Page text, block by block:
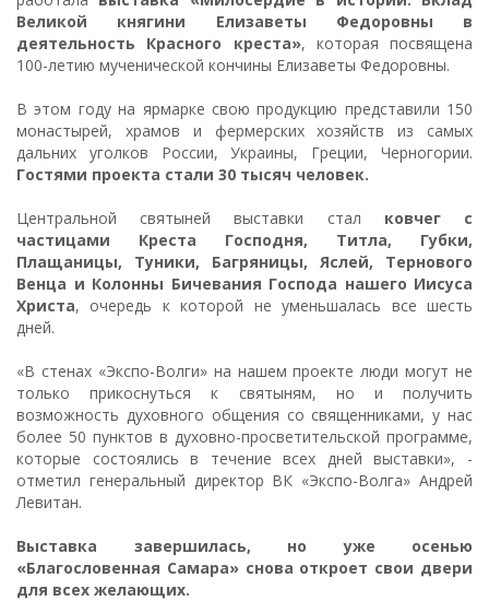
Великой княгини Елизаветы Федоровны в
деятельность Красного креста», которая посвящена
100-летию мученической кончины Елизаветы Федоровны.
В этом году на ярмарке свою продукцию представили 150
монастырей, храмов и фермерских хозяйств из самых
дальних уголков России, Украины, Греции, Черногории.
Гостями проекта стали 30 тысяч человек.
Центральной святыней выставки стал ковчег с
частицами Креста Господня, Титла, Губки,
Плащаницы, Туники, Багряницы, Яслей, Тернового
Венца и Колонны Бичевания Господа нашего Иисуса
Христа, очередь к которой не уменьшалась все шесть
дней.
«В стенах «Экспо-Волги» на нашем проекте люди могут не
только прикоснуться к святыням, но и получить
возможность духовного общения со священниками, у нас
более 50 пунктов в духовно-просветительской программе,
которые состоялись в течение всех дней выставки», -
отметил генеральный директор ВК «Экспо-Волга» Андрей
Левитан.
Выставка завершилась, но уже осенью
«Благословенная Самара» снова откроет свои двери
для всех желающих.